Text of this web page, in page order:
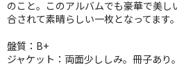
JAZZ-VOCAL
ROCK
のこと。このアルバムでも豪華で美
合されて素晴らしい一枚となってます
盤質：B+
ジャケット：両面少ししみ。冊子あり。